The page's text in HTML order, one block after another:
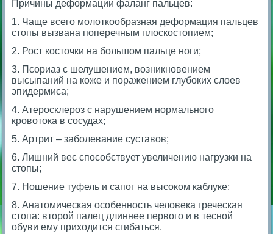
Причины деформации фаланг пальцев:
1. Чаще всего молоткообразная деформация пальцев
стопы вызвана поперечным плоскостопием;
2. Рост косточки на большом пальце ноги;
3. Псориаз с шелушением, возникновением
высыпаний на коже и поражением глубоких слоев
эпидермиса;
4. Атеросклероз с нарушением нормального
кровотока в сосудах;
5. Артрит – заболевание суставов;
6. Лишний вес способствует увеличению нагрузки на
стопы;
7. Ношение туфель и сапог на высоком каблуке;
8. Анатомическая особенность человека греческая
стопа: второй палец длиннее первого и в тесной
обуви ему приходится сгибаться.